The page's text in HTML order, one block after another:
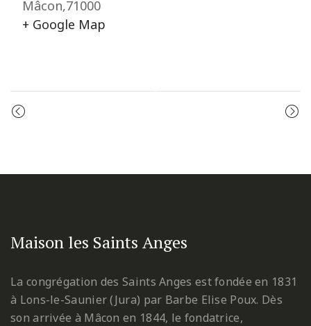
Mâcon,71000
+ Google Map
Event
Maison les Saints Anges
La congrégation des Saints Anges est fondée en 1831
à Lons-le-Saunier (Jura) par Barbe Elise Poux. Dès
son arrivée à Mâcon en 1844, le fondatrice,